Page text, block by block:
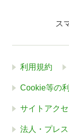
ス
利用規約
Cookie等の
サイトアク
法人・プレ